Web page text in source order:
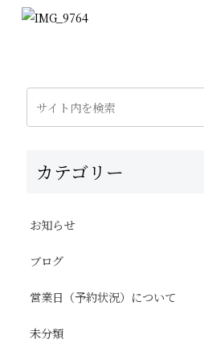
カテゴリー
お知らせ
ブログ
営業日（予約状況）について
未分類